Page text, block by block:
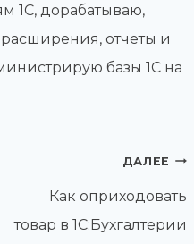
1С, дорабатываю,
отчеты и
базы 1С на
ДАЛЕЕ
Как оприходовать
товар в 1С:Бухгалтерии